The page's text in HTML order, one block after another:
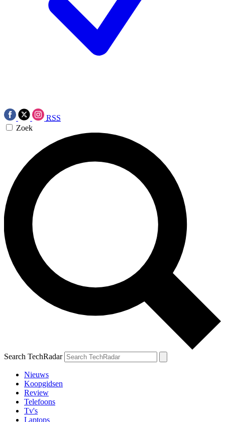
RSS
Zoek
Search TechRadar
Nieuws
Koopgidsen
Review
Telefoons
Tv's
Laptops